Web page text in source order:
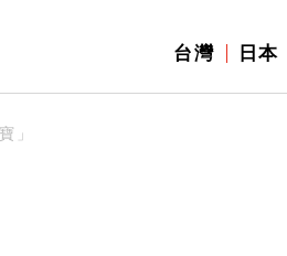
台灣 日本
」